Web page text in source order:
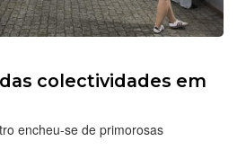
colectividades em
encheu-se de primorosas